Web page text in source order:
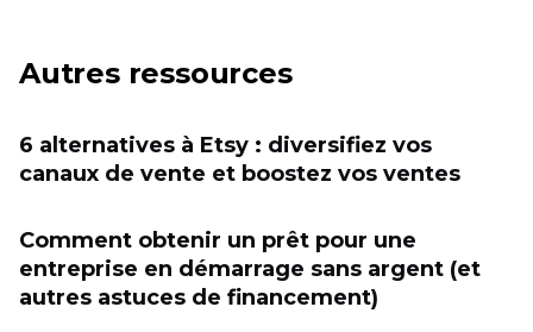
Autres ressources
6 alternatives à Etsy : diversifiez vos
canaux de vente et boostez vos ventes
Comment obtenir un prêt pour une
entreprise en démarrage sans argent (et
autres astuces de financement)